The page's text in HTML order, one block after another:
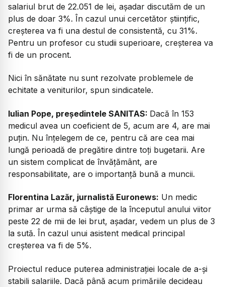
salariul brut de 22.051 de lei, așadar discutăm de un
plus de doar 3%. În cazul unui cercetător științific,
creșterea va fi una destul de consistentă, cu 31%.
Pentru un profesor cu studii superioare, creșterea va
fi de un procent.
Nici în sănătate nu sunt rezolvate problemele de
echitate a veniturilor, spun sindicatele.
Iulian Pope, președintele SANITAS: Dacă în 153
medicul avea un coeficient de 5, acum are 4, are mai
puțin. Nu înțelegem de ce, pentru că are cea mai
lungă perioadă de pregătire dintre toți bugetarii. Are
un sistem complicat de învățământ, are
responsabilitate, are o importanță bună a muncii.
Florentina Lazăr, jurnalistă Euronews: Un medic
primar ar urma să câștige de la începutul anului viitor
peste 22 de mii de lei brut, așadar, vedem un plus de 3
la sută. În cazul unui asistent medical principal
creșterea va fi de 5%.
Proiectul reduce puterea administrației locale de a-și
stabili salariile. Dacă până acum primăriile decideau